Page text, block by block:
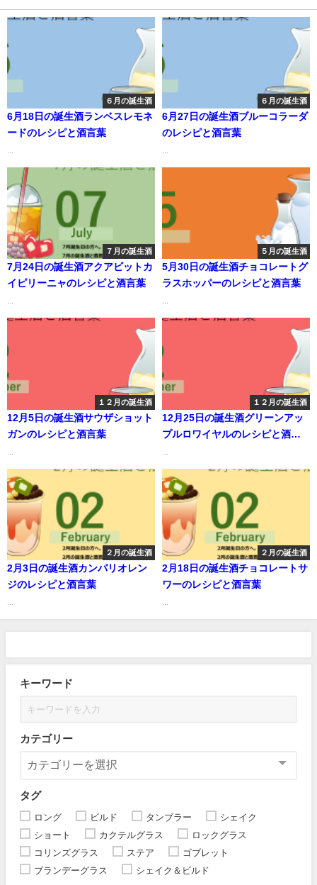
６月の誕生酒
6月18日の誕生酒ランベスレモネ
ードのレシピと酒言葉
６月の誕生酒
6月27日の誕生酒ブルーコラーダ
のレシピと酒言葉
７月の誕生酒
7月24日の誕生酒アクアビットカ
イピリーニャのレシピと酒言葉
５月の誕生酒
5月30日の誕生酒チョコレートグ
ラスホッパーのレシピと酒言葉
１２月の誕生酒
12月5日の誕生酒サウザショット
ガンのレシピと酒言葉
１２月の誕生酒
12月25日の誕生酒グリーンアッ
プルロワイヤルのレシピと酒言
２月の誕生酒
2月3日の誕生酒カンパリオレン
ジのレシピと酒言葉
２月の誕生酒
2月18日の誕生酒チョコレートサ
ワーのレシピと酒言葉
キーワード
カテゴリー
タグ
ロング ビルド タンブラー
シェイク
ショート
カクテルグラス
ロックグラス
コリンズグラス
ステア
ゴブレット
ブランデーグラス
シェイク＆ビルド